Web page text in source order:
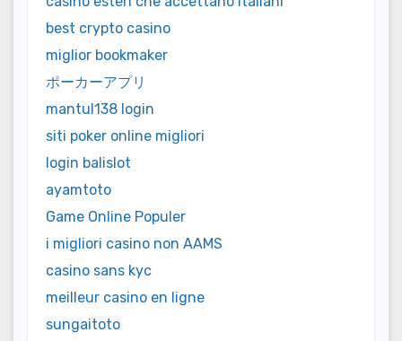
best crypto casino
miglior bookmaker
ポーカーアプリ
mantul138 login
siti poker online migliori
login balislot
ayamtoto
Game Online Populer
i migliori casino non AAMS
casino sans kyc
meilleur casino en ligne
sungaitoto